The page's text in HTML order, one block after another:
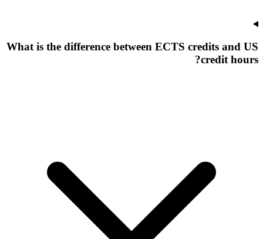
What is the difference between ECTS credits and US
credit hours?